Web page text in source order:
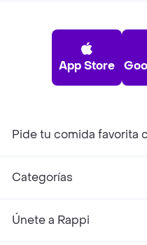
App Store
Pide tu comida favorita
Categorías
Únete a Rappi